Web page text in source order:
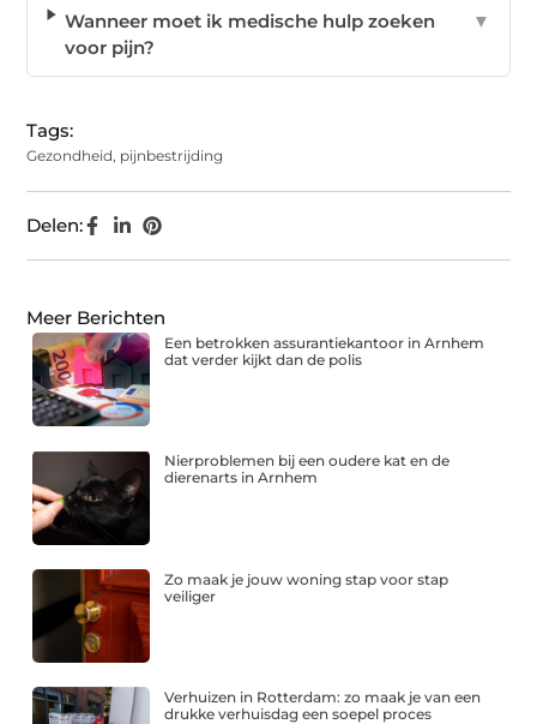
Wanneer moet ik medische hulp zoeken
voor pijn?
▼
Tags:
Gezondheid, pijnbestrijding
Delen:
Meer Berichten
Een betrokken assurantiekantoor in Arnhem
dat verder kijkt dan de polis
Nierproblemen bij een oudere kat en de
dierenarts in Arnhem
Zo maak je jouw woning stap voor stap
veiliger
Verhuizen in Rotterdam: zo maak je van een
drukke verhuisdag een soepel proces